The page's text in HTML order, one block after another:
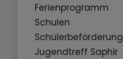
Ferienprogramm
Schulen
Schülerbeförderung
Jugendtreff Saphir